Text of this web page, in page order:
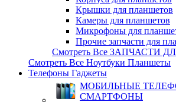
Крышки для планшетов
Камеры для планшетов
Микрофоны для
Прочие запчасти для
Смотреть Все ЗАПЧАСТИ
Смотреть Все Ноутбуки Планшеты
Телефоны Гаджеты
МОБИЛЬНЫЕ
СМАРТФОНЫ